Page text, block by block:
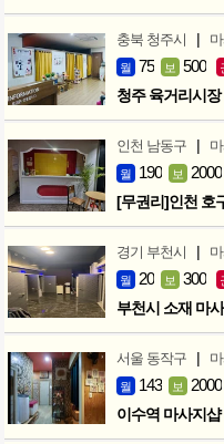
충북 청주시 |
월 75 보 500
인천 남동구 |
월 190 보 2000
[무권리]인천 호
경기 부천시 |
월 20 보 300
부천시 소재 마
서울 동작구 |
월 143 보 2000
이수역 마사지샵